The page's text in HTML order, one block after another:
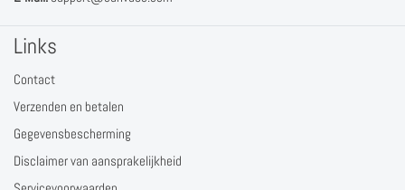
Links
Contact
Verzenden en betalen
Gegevensbescherming
Disclaimer van aansprakelijkheid